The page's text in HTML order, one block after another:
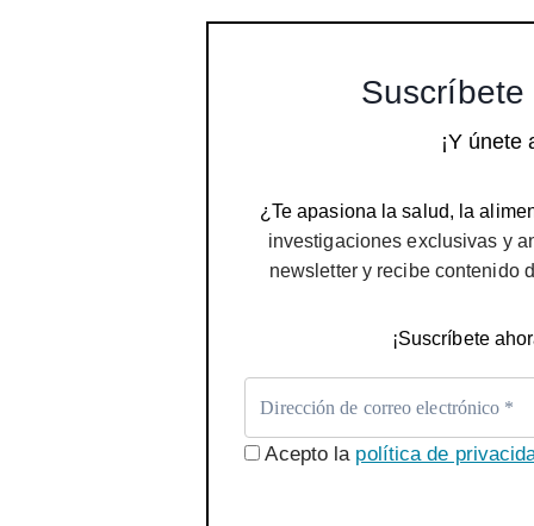
Suscríbete
¡Y únete
¿Te apasiona la salud, la
investigaciones exclusivas y
newsletter y recibe contenido
¡Suscríbete
Acepto la política de